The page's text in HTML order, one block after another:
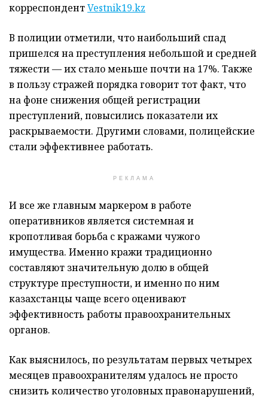
корреспондентVestnik19.kz
В полиции отметили, что наибольший спад
пришелся на преступления небольшой и средней
тяжести — их стало меньше почти на 17%. Также
в пользу стражей порядка говорит тот факт, что
на фоне снижения общей регистрации
преступлений, повысились показатели их
раскрываемости. Другими словами, полицейские
стали эффективнее работать.
РЕКЛАМА
И все же главным маркером в работе
оперативников является системная и
кропотливая борьба с кражами чужого
имущества. Именно кражи традиционно
составляют значительную долю в общей
структуре преступности, и именно по ним
казахстанцы чаще всего оценивают
эффективность работы правоохранительных
органов.
Как выяснилось, по результатам первых четырех
месяцев правоохранителям удалось не просто
снизить количество уголовных правонарушений,